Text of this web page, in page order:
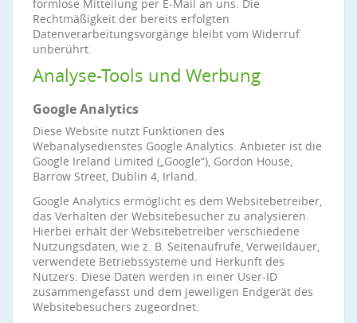
formlose Mitteilung per E-Mail an uns. Die
Rechtmäßigkeit der bereits erfolgten
Datenverarbeitungsvorgänge bleibt vom Widerruf
unberührt.
Analyse-Tools und Werbung
Google Analytics
Diese Website nutzt Funktionen des
Webanalysedienstes Google Analytics. Anbieter ist die
Google Ireland Limited („Google“), Gordon House,
Barrow Street, Dublin 4, Irland.
Google Analytics ermöglicht es dem Websitebetreiber,
das Verhalten der Websitebesucher zu analysieren.
Hierbei erhält der Websitebetreiber verschiedene
Nutzungsdaten, wie z. B. Seitenaufrufe, Verweildauer,
verwendete Betriebssysteme und Herkunft des
Nutzers. Diese Daten werden in einer User-ID
zusammengefasst und dem jeweiligen Endgerät des
Websitebesuchers zugeordnet.